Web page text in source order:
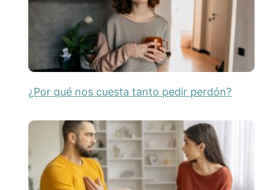
¿Por qué nos cuesta tanto pedir perdón?